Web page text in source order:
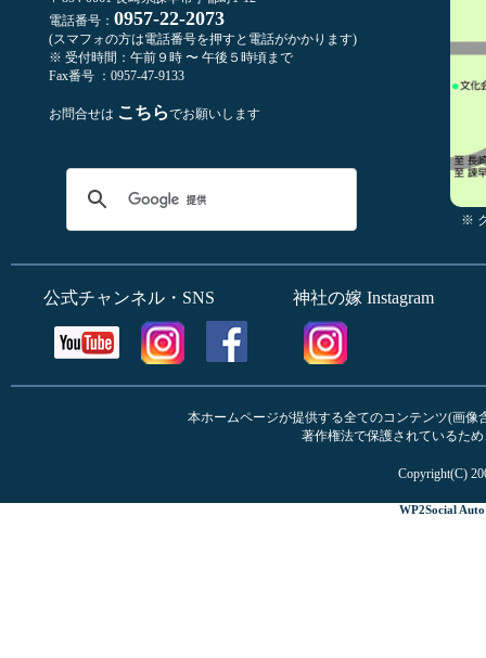
電話番号： 0957-22-2073
(スマフォの方は電話番号を押すと電話がかかります)
※ 受付時間：午前９時 〜 午後５時頃まで
Fax番号 ：0957-47-9133
お問合せは こちらでお願いします
※
公式チャンネル・SNS 神社の嫁 Instagram
本ホームページが提供する全てのコンテンツ(画
著作権法で保護されているた
Copyright(C)
WP2Social